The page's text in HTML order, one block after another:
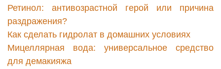
Ретинол: антивозрастной герой или причина
раздражения?
Как сделать гидролат в домашних условиях
Мицеллярная вода: универсальное средство
для демакияжа